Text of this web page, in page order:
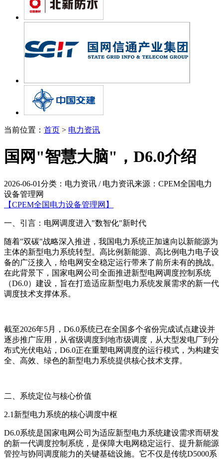
当前位置： 首页 > 电力资讯
国网"智慧大脑"，D6.0介绍
2026-06-01分类：电力资讯 / 电力资讯来源：CPEM全国电力
设备管理网
【CPEM全国电力设备管理网】
一、引言：电网调度进入"数智化"新时代
随着"双碳"战略深入推进，我国电力系统正加速向以新能源为
主体的新型电力系统转型。高比例新能源、高比例电力电子设
备的广泛接入，给电网安全稳定运行带来了前所未有的挑战。
在此背景下，国家电网公司全面推进新型电网调度控制系统
（D6.0）建设，旨在打造适应新型电力系统发展需求的新一代
调度技术支撑体系。
截至2026年5月，D6.0系统已在全国多个省份完成试点建设并
逐步推广应用，从省级调度到地市级调度，从大型发电厂到分
布式光伏电站，D6.0正在重塑电网调度的运行模式，为构建安
全、高效、绿色的新型电力系统提供核心技术支撑。
二、系统定位与核心价值
2.1新型电力系统的核心调度中枢
D6.0系统是国家电网公司为适应新型电力系统建设需求而研发
的新一代调度控制系统，是保障大电网稳定运行、提升新能源
管控与协同调度能力的关键基础设施。它不仅是传统D5000系